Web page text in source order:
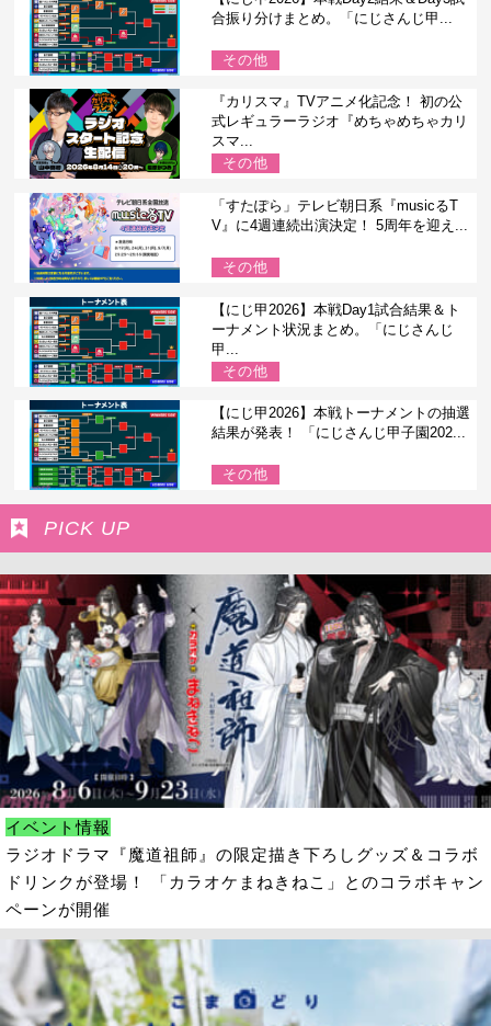
合振り分けまとめ。「にじさんじ甲...
その他
『カリスマ』TVアニメ化記念！ 初の公
式レギュラーラジオ『めちゃめちゃカリ
スマ...
その他
「すたぽら」テレビ朝日系『musicるT
V』に4週連続出演決定！ 5周年を迎え...
その他
【にじ甲2026】本戦Day1試合結果＆ト
ーナメント状況まとめ。「にじさんじ
甲...
その他
【にじ甲2026】本戦トーナメントの抽選
結果が発表！ 「にじさんじ甲子園202...
その他
PICK UP
イベント情報
ラジオドラマ『魔道祖師』の限定描き下ろしグッズ＆コラボ
ドリンクが登場！ 「カラオケまねきねこ」とのコラボキャン
ペーンが開催